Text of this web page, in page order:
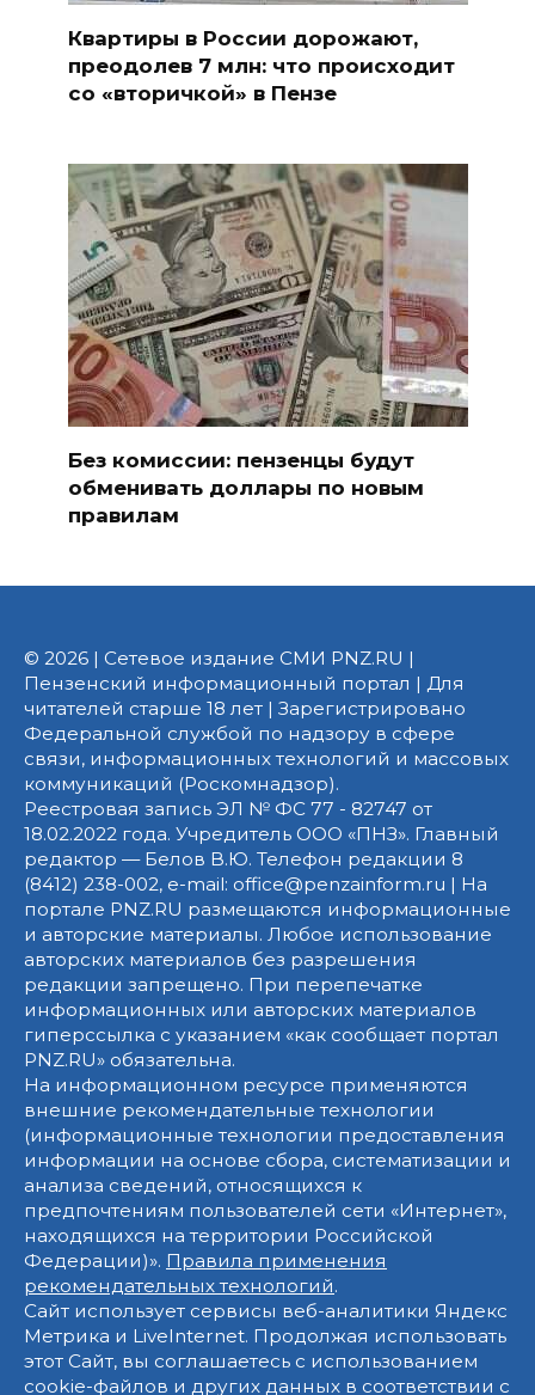
Квартиры в России дорожают,
преодолев 7 млн: что происходит
со «вторичкой» в Пензе
Без комиссии: пензенцы будут
обменивать доллары по новым
правилам
© 2026 | Сетевое издание СМИ PNZ.RU |
Пензенский информационный портал | Для
читателей старше 18 лет | Зарегистрировано
Федеральной службой по надзору в сфере
связи, информационных технологий и массовых
коммуникаций (Роскомнадзор).
Реестровая запись ЭЛ № ФС 77 - 82747 от
18.02.2022 года. Учредитель ООО «ПНЗ». Главный
редактор — Белов В.Ю. Телефон редакции 8
(8412) 238-002, e-mail: office@penzainform.ru | На
портале PNZ.RU размещаются информационные
и авторские материалы. Любое использование
авторских материалов без разрешения
редакции запрещено. При перепечатке
информационных или авторских материалов
гиперссылка с указанием «как сообщает портал
PNZ.RU» обязательна.
На информационном ресурсе применяются
внешние рекомендательные технологии
(информационные технологии предоставления
информации на основе сбора, систематизации и
анализа сведений, относящихся к
предпочтениям пользователей сети «Интернет»,
находящихся на территории Российской
Федерации)». Правила применения
рекомендательных технологий.
Сайт использует сервисы веб-аналитики Яндекс
Метрика и LiveInternet. Продолжая использовать
этот Сайт, вы соглашаетесь с использованием
cookie-файлов и других данных в соответствии с